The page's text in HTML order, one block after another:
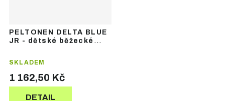
PELTONEN DELTA BLUE
JR - dětské běžecké
SKLADEM
1 162,50 Kč
DETAIL